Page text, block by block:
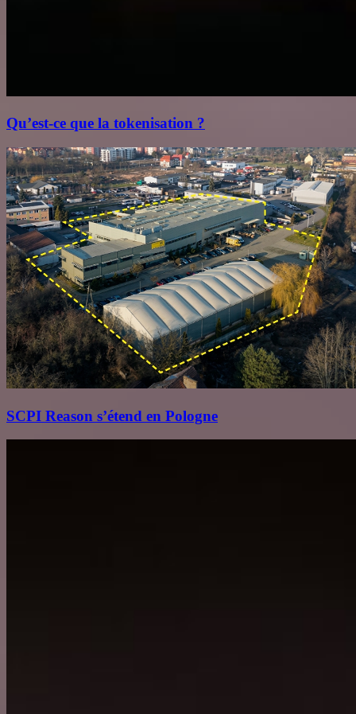
Qu’est‑ce que la tokenisation ?
SCPI Reason s’étend en Pologne